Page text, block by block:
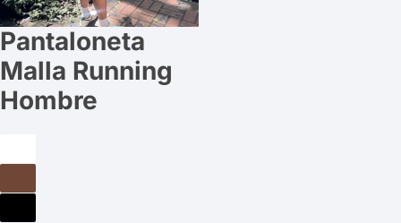
Pantaloneta
Malla Running
Hombre